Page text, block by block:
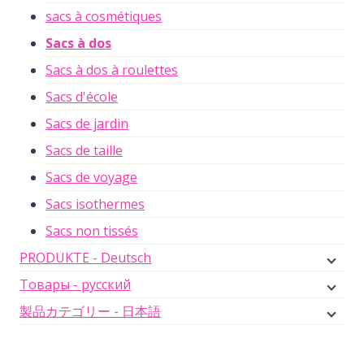
sacs à cosmétiques
Sacs à dos
Sacs à dos à roulettes
Sacs d'école
Sacs de jardin
Sacs de taille
Sacs de voyage
Sacs isothermes
Sacs non tissés
PRODUKTE - Deutsch
Товары - русский
製品カテゴリー - 日本語